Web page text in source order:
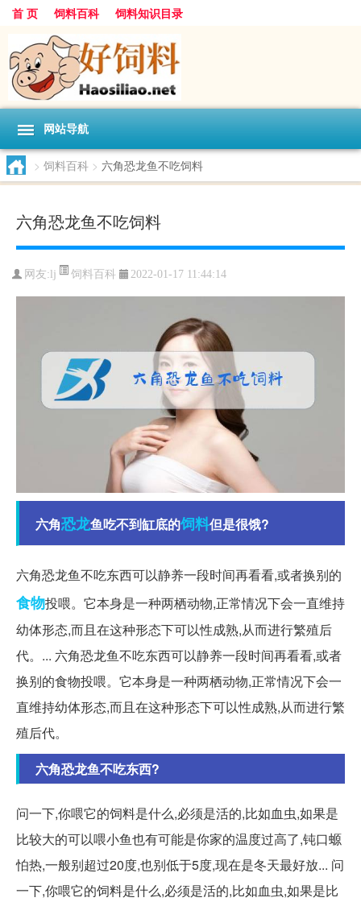
首 页 饲料百科 饲料知识目录
网站导航
> 饲料百科 > 六角恐龙鱼不吃饲料
六角恐龙鱼不吃饲料
网友:lj 饲料百科 2022-01-17 11:44:14
六角恐龙鱼吃不到缸底的饲料但是很饿?
六角恐龙鱼不吃东西可以静养一段时间再看看,或者换别的
食物投喂。它本身是一种两栖动物,正常情况下会一直维持
幼体形态,而且在这种形态下可以性成熟,从而进行繁殖后
代。... 六角恐龙鱼不吃东西可以静养一段时间再看看,或者
换别的食物投喂。它本身是一种两栖动物,正常情况下会一
直维持幼体形态,而且在这种形态下可以性成熟,从而进行繁
殖后代。
六角恐龙鱼不吃东西?
问一下,你喂它的饲料是什么,必须是活的,比如血虫,如果是
比较大的可以喂小鱼也有可能是你家的温度过高了,钝口螈
怕热,一般别超过20度,也别低于5度,现在是冬天最好放... 问
一下,你喂它的饲料是什么,必须是活的,比如血虫,如果是比